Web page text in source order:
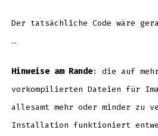
Der tatsächliche Code wäre
…
Hinweise am Rande: die auf
vorkompilierten Dateien für
allesamt mehr oder minder zu
Installation funktioniert